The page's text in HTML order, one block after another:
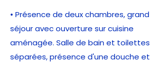
• Présence de deux chambres, grand
séjour avec ouverture sur cuisine
aménagée. Salle de bain et toilettes
séparées, présence d'une douche et